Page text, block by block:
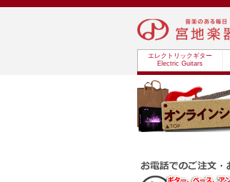
エレクトリックギター
Electric Guitars